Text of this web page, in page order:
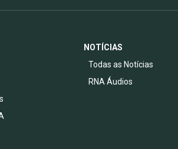
NOTÍCIAS
Todas as Notícias
RNA Áudios